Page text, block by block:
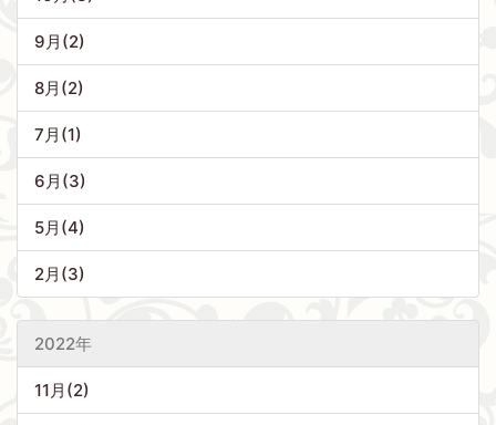
9月(2)
8月(2)
7月(1)
6月(3)
5月(4)
2月(3)
2022年
11月(2)